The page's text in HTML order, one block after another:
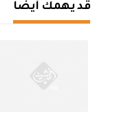
قد يهمك أيضا